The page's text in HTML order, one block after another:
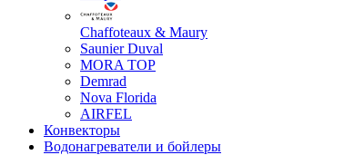
Chaffoteaux & Maury
Saunier Duval
MORA TOP
Demrad
Nova Florida
AIRFEL
Конвекторы
Водонагреватели и бойлеры